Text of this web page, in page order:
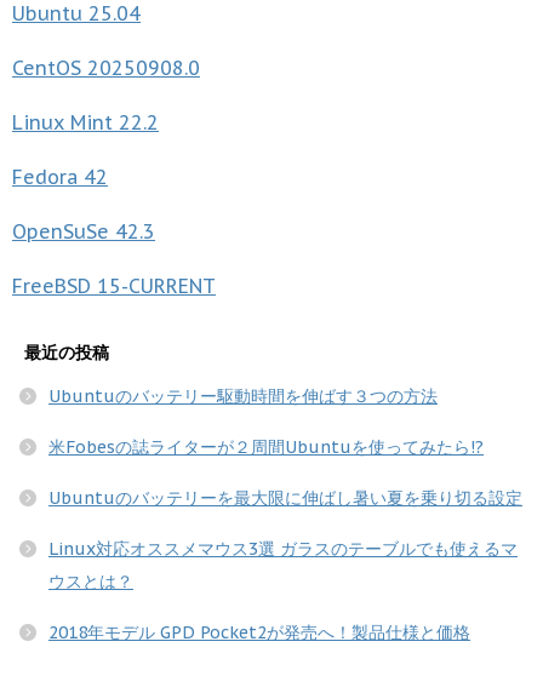
Ubuntu 25.04
CentOS 20250908.0
Linux Mint 22.2
Fedora 42
OpenSuSe 42.3
FreeBSD 15-CURRENT
最近の投稿
Ubuntuのバッテリー駆動時間を伸ばす３つの方法
米Fobesの誌ライターが２周間Ubuntuを使ってみたら!?
Ubuntuのバッテリーを最大限に伸ばし暑い夏を乗り切る設定
Linux対応オススメマウス3選 ガラスのテーブルでも使えるマ
ウスとは？
2018年モデル GPD Pocket2が発売へ！製品仕様と価格